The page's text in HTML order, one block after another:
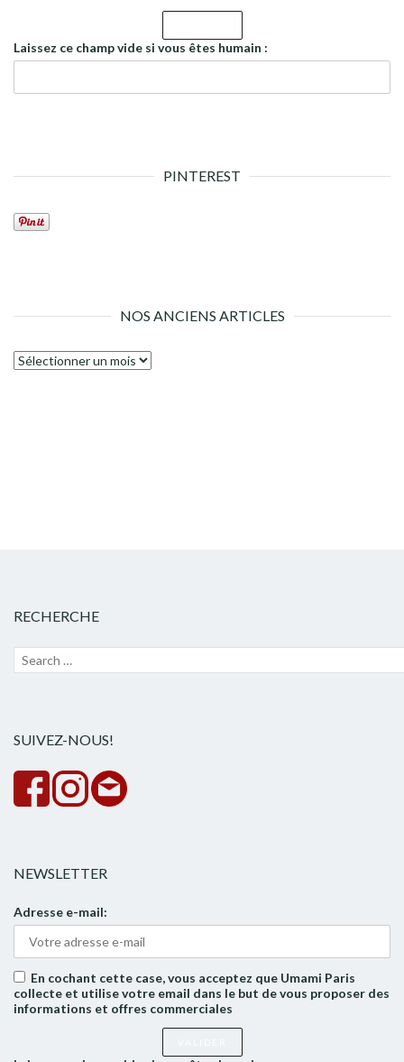
Laissez ce champ vide si vous êtes humain :
PINTEREST
NOS ANCIENS ARTICLES
Nos
RECHERCHE
Recherche
SUIVEZ-NOUS!
NEWSLETTER
Adresse e-mail:
En cochant cette case, vous acceptez que Umami Paris
collecte et utilise votre email dans le but de vous proposer des
informations et offres commerciales